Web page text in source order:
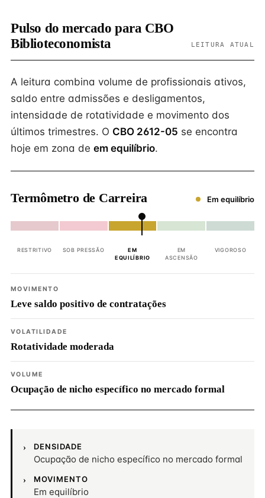
Pulso do mercado para CBO
Biblioteconomista
LEITURA ATUAL
A leitura combina volume de profissionais ativos,
saldo entre admissões e desligamentos,
intensidade de rotatividade e movimento dos
últimos trimestres. O CBO 2612-05 se encontra
hoje em zona de em equilíbrio.
Termômetro de Carreira Em equilíbrio
RESTRITIVO SOB PRESSÃO
EM
EQUILÍBRIO
EM
ASCENSÃO
VIGOROSO
MOVIMENTO
Leve saldo positivo de contratações
VOLATILIDADE
Rotatividade moderada
VOLUME
Ocupação de nicho específico no mercado formal
DENSIDADE
Ocupação de nicho específico no mercado formal
MOVIMENTO
Em equilíbrio